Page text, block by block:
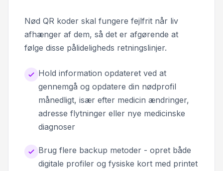
Nød QR koder skal fungere fejlfrit når liv
afhænger af dem, så det er afgørende at
følge disse pålideligheds retningslinjer.
Hold information opdateret ved at
gennemgå og opdatere din nødprofil
månedligt, især efter medicin ændringer,
adresse flytninger eller nye medicinske
diagnoser
Brug flere backup metoder - opret både
digitale profiler og fysiske kort med printet